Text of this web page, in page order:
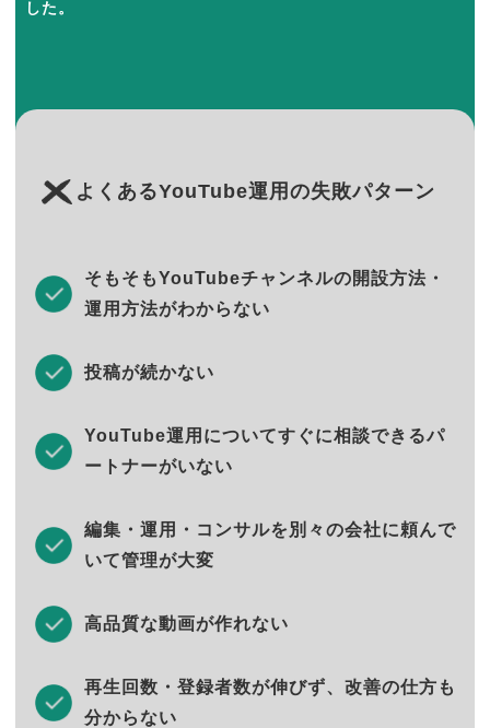
した。
よくあるYouTube運用の失敗パターン
そもそもYouTubeチャンネルの開設方法・
運用方法がわからない
投稿が続かない
YouTube運用についてすぐに相談できるパ
ートナーがいない
編集・運用・コンサルを別々の会社に頼んで
いて管理が大変
高品質な動画が作れない
再生回数・登録者数が伸びず、改善の仕方も
分からない